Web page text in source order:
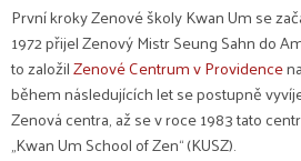
První kroky Zenové školy Kwan Um se
1972 přijel Zenový Mistr Seung Sahn do
to založilZenové Centrum vProvidence
během následujících let se postupně
Zenová centra, až se v roce 1983 tato
„Kwan Um School of Zen“ (KUSZ).